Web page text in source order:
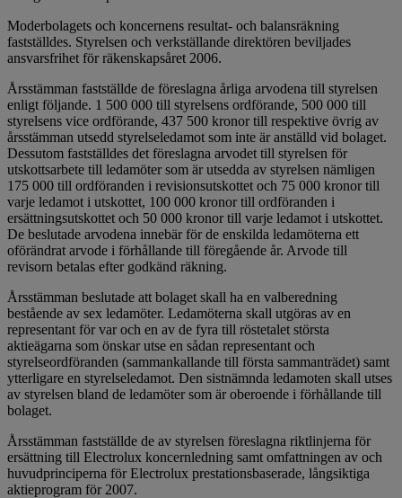
Moderbolagets och koncernens resultat- och balansräkning
fastställdes. Styrelsen och verkställande direktören beviljades
ansvarsfrihet för räkenskapsåret 2006.
Årsstämman fastställde de föreslagna årliga arvodena till styrelsen
enligt följande. 1 500 000 till styrelsens ordförande, 500 000 till
styrelsens vice ordförande, 437 500 kronor till respektive övrig av
årsstämman utsedd styrelseledamot som inte är anställd vid bolaget.
Dessutom fastställdes det föreslagna arvodet till styrelsen för
utskottsarbete till ledamöter som är utsedda av styrelsen nämligen
175 000 till ordföranden i revisionsutskottet och 75 000 kronor till
varje ledamot i utskottet, 100 000 kronor till ordföranden i
ersättningsutskottet och 50 000 kronor till varje ledamot i utskottet.
De beslutade arvodena innebär för de enskilda ledamöterna ett
oförändrat arvode i förhållande till föregående år. Arvode till
revisorn betalas efter godkänd räkning.
Årsstämman beslutade att bolaget skall ha en valberedning
bestående av sex ledamöter. Ledamöterna skall utgöras av en
representant för var och en av de fyra till röstetalet största
aktieägarna som önskar utse en sådan representant och
styrelseordföranden (sammankallande till första sammanträdet) samt
ytterligare en styrelseledamot. Den sistnämnda ledamoten skall utses
av styrelsen bland de ledamöter som är oberoende i förhållande till
bolaget.
Årsstämman fastställde de av styrelsen föreslagna riktlinjerna för
ersättning till Electrolux koncernledning samt omfattningen av och
huvudprinciperna för Electrolux prestationsbaserade, långsiktiga
aktieprogram för 2007.